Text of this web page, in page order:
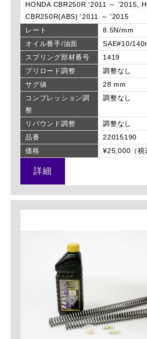
HONDA CBR250R '2011 ～ '2015,
CBR250R(ABS) '2011 ～ '2015
レート
8.5N/mm
オイル番手/油面
SAE#10/
スプリング部材番号
1419
プリロード調整
調整なし
サグ値
28 mm
コンプレッション調
整
調整なし
リバウンド調整
調整なし
品番
22015190
価格
¥25,000（税
詳細